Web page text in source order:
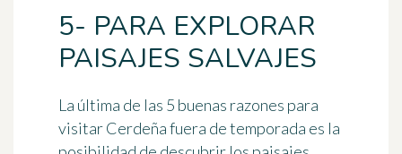
5- PARA EXPLORAR
PAISAJES SALVAJES
La última de las 5 buenas razones para
visitar Cerdeña fuera de temporada es la